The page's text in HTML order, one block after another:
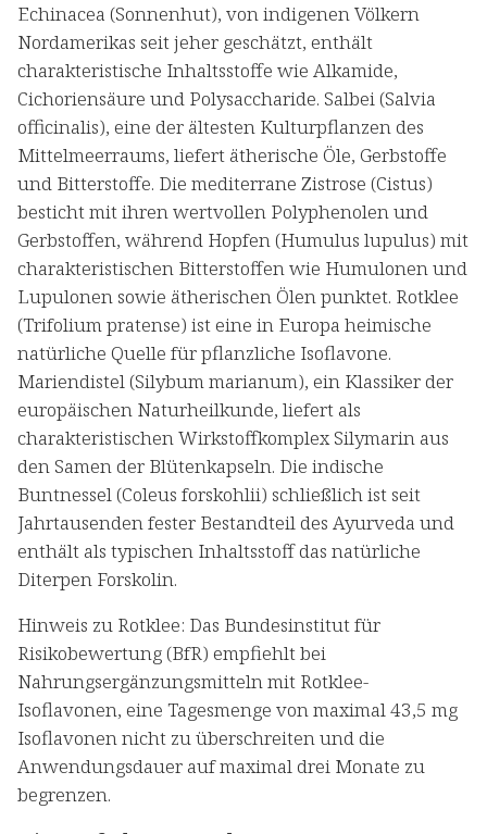
Echinacea (Sonnenhut), von indigenen Völkern
Nordamerikas seit jeher geschätzt, enthält
charakteristische Inhaltsstoffe wie Alkamide,
Cichoriensäure und Polysaccharide. Salbei (Salvia
officinalis), eine der ältesten Kulturpflanzen des
Mittelmeerraums, liefert ätherische Öle, Gerbstoffe
und Bitterstoffe. Die mediterrane Zistrose (Cistus)
besticht mit ihren wertvollen Polyphenolen und
Gerbstoffen, während Hopfen (Humulus lupulus) mit
charakteristischen Bitterstoffen wie Humulonen und
Lupulonen sowie ätherischen Ölen punktet. Rotklee
(Trifolium pratense) ist eine in Europa heimische
natürliche Quelle für pflanzliche Isoflavone.
Mariendistel (Silybum marianum), ein Klassiker der
europäischen Naturheilkunde, liefert als
charakteristischen Wirkstoffkomplex Silymarin aus
den Samen der Blütenkapseln. Die indische
Buntnessel (Coleus forskohlii) schließlich ist seit
Jahrtausenden fester Bestandteil des Ayurveda und
enthält als typischen Inhaltsstoff das natürliche
Diterpen Forskolin.
Hinweis zu Rotklee: Das Bundesinstitut für
Risikobewertung (BfR) empfiehlt bei
Nahrungsergänzungsmitteln mit Rotklee-
Isoflavonen, eine Tagesmenge von maximal 43,5 mg
Isoflavonen nicht zu überschreiten und die
Anwendungsdauer auf maximal drei Monate zu
begrenzen.